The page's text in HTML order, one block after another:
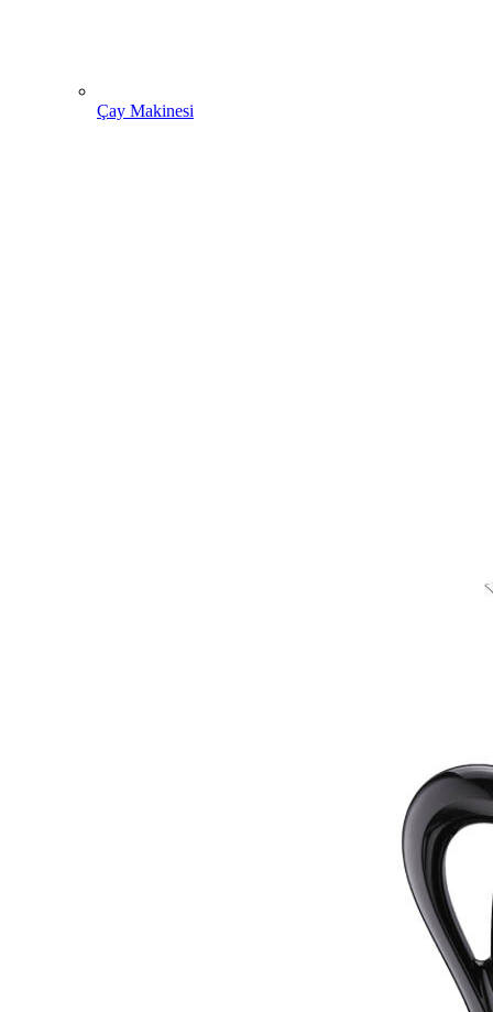
Çay Makinesi